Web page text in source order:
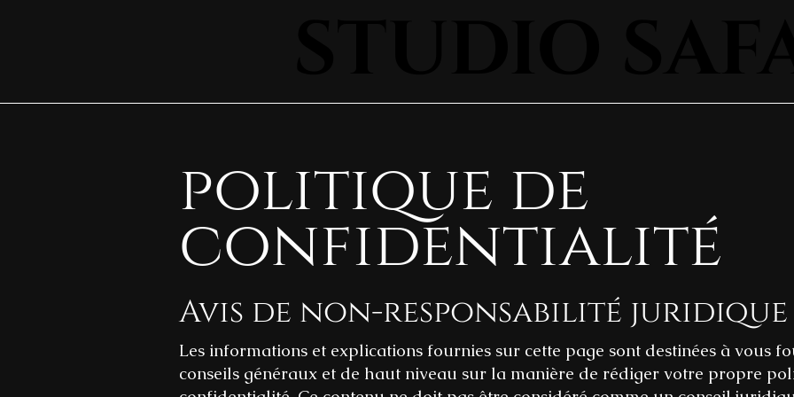
politique de
confidentialité
Avis de non-responsabilité juridique
Les informations et explications fournies sur cette page sont destinées à vous
conseils généraux et de haut niveau sur la manière de rédiger votre propre